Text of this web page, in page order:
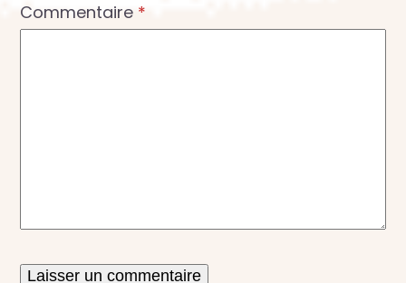
Commentaire *